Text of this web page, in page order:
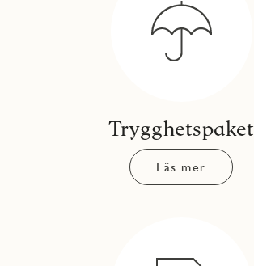
Trygghetspaket
Läs mer